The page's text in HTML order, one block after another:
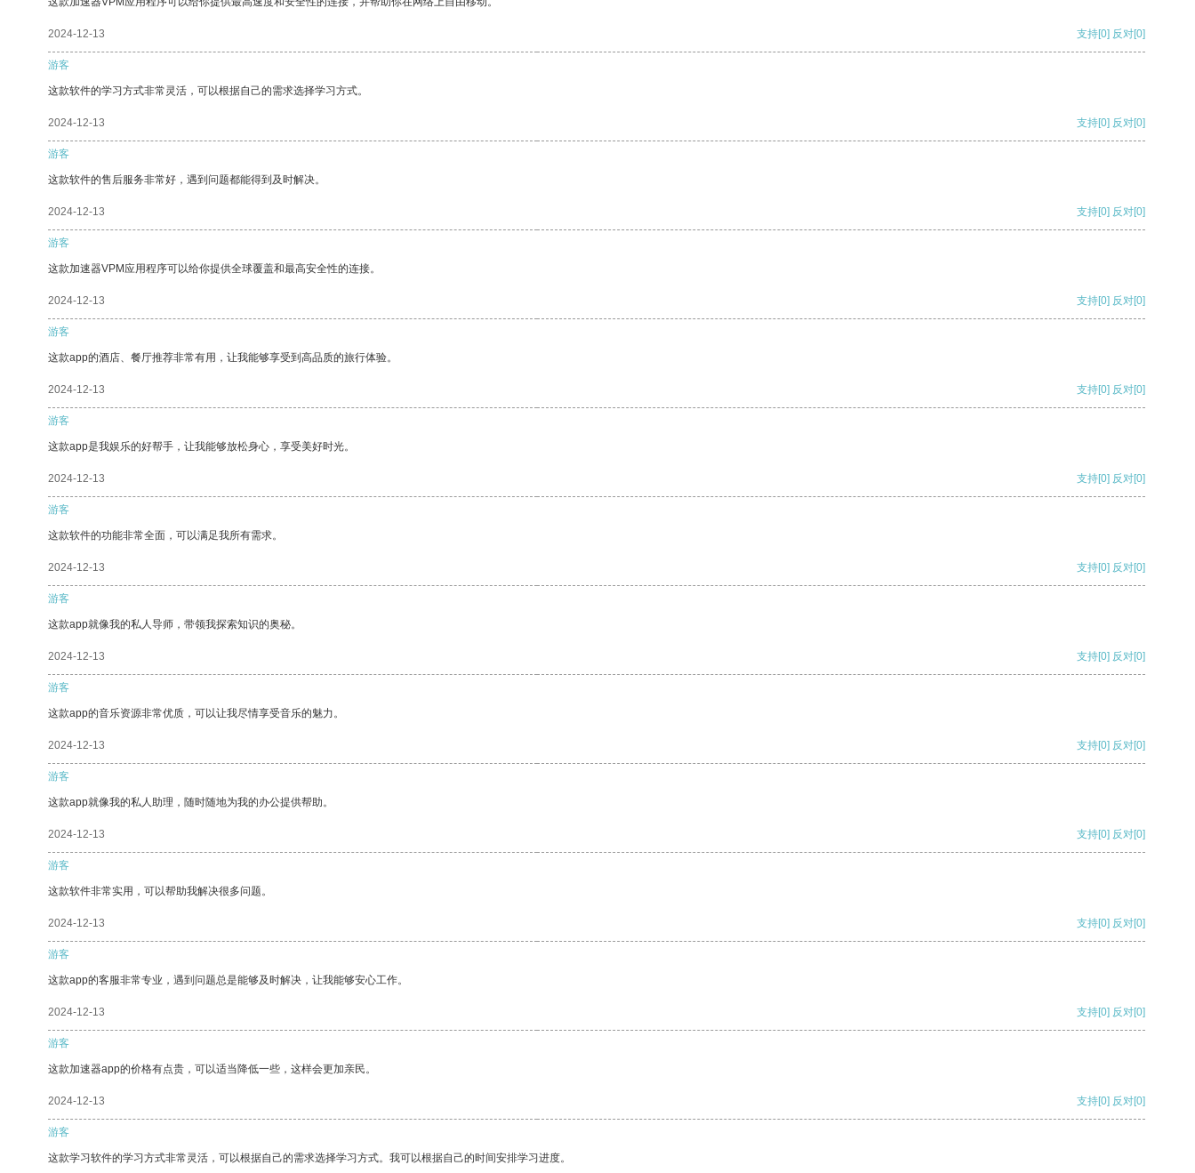
2024-12-13 支持[0] 反对[0]
游客
这款软件的学习方式非常灵活，可以根据自己的需求选择学习方式。
2024-12-13 支持[0] 反对[0]
游客
这款软件的售后服务非常好，遇到问题都能得到及时解决。
2024-12-13 支持[0] 反对[0]
游客
这款加速器VPM应用程序可以给你提供全球覆盖和最高安全性的连接。
2024-12-13 支持[0] 反对[0]
游客
这款app的酒店、餐厅推荐非常有用，让我能够享受到高品质的旅行体验。
2024-12-13 支持[0] 反对[0]
游客
这款app是我娱乐的好帮手，让我能够放松身心，享受美好时光。
2024-12-13 支持[0] 反对[0]
游客
这款软件的功能非常全面，可以满足我所有需求。
2024-12-13 支持[0] 反对[0]
游客
这款app就像我的私人导师，带领我探索知识的奥秘。
2024-12-13 支持[0] 反对[0]
游客
这款app的音乐资源非常优质，可以让我尽情享受音乐的魅力。
2024-12-13 支持[0] 反对[0]
游客
这款app就像我的私人助理，随时随地为我的办公提供帮助。
2024-12-13 支持[0] 反对[0]
游客
这款软件非常实用，可以帮助我解决很多问题。
2024-12-13 支持[0] 反对[0]
游客
这款app的客服非常专业，遇到问题总是能够及时解决，让我能够安心工作。
2024-12-13 支持[0] 反对[0]
游客
这款加速器app的价格有点贵，可以适当降低一些，这样会更加亲民。
2024-12-13 支持[0] 反对[0]
游客
这款学习软件的学习方式非常灵活，可以根据自己的需求选择学习方式。我可以根据自己的时间安排学习进度。